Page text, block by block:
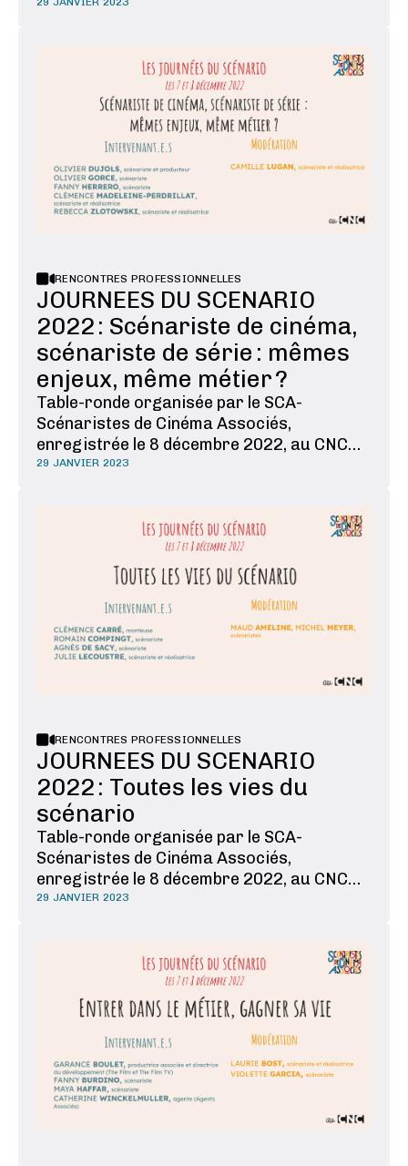
Écrire l’autre, ou plutôt écrire les autres,
la place de l’autre, comment et pourquoi ?
RENCONTRES PROFESSIONNELLES
JOURNEES DU SCENARIO
2022 : Scénariste de cinéma,
scénariste de série : mêmes
enjeux, même métier ?
Table-ronde organisée par le SCA-
Scénaristes de Cinéma Associés,
enregistrée le 8 décembre 2022, au CNC
Nouveaux modes de consommation,
termes de volume et de contenu. La place
accordée à la dramaturgie, au …
29 JANVIER 2023
RENCONTRES PROFESSIONNELLES
JOURNEES DU SCENARIO
2022 : Toutes les vies du
scénario
Table-ronde organisée par le SCA-
Scénaristes de Cinéma Associés,
enregistrée le 8 décembre 2022, au CNC
Sur le plateau, pour la ou le cinéaste,
pourtant ce n’est pas exactement le
scénario que l’on filme. Nous partirons …
29 JANVIER 2023